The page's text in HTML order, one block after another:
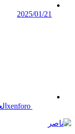
2025/01/21
xenforo